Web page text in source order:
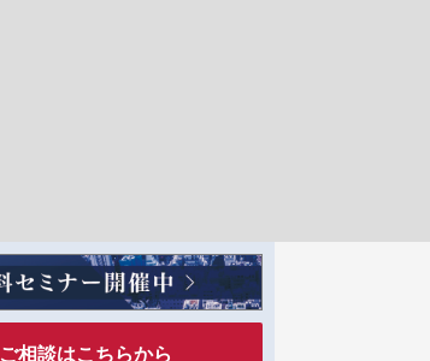
ご相談はこちらから